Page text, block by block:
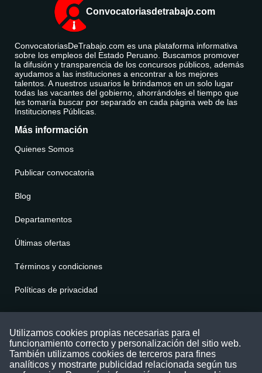
Convocatoriasdetrabajo.com
ConvocatoriasDeTrabajo.com es una plataforma informativa
sobre los empleos del Estado Peruano. Buscamos promover
la difusión y transparencia de los concursos públicos, además
ayudamos a las instituciones a encontrar a los mejores
talentos. A nuestros usuarios le brindamos en un solo lugar
todas las vacantes del gobierno, ahorrándoles el tiempo que
les tomaría buscar por separado en cada página web de las
Instituciones Públicas.
Más información
Quienes Somos
Publicar convocatoria
Blog
Departamentos
Últimas ofertas
Términos y condiciones
Políticas de privacidad
Puede comunicarse con nosotros a través
nuestras redes sociales o del correo:
contacto@convocatoriasdetrabajo.com
Utilizamos cookies propias necesarias para el
funcionamiento correcto y personalización del sitio web.
También utilizamos cookies de terceros para fines
analíticos y mostrarte publicidad relacionada según tus